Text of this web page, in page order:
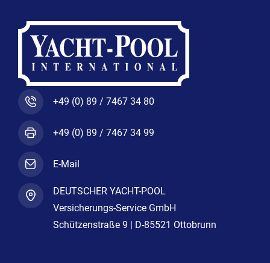
+49 (0) 89 / 7467 34 80
+49 (0) 89 / 7467 34 99
E-Mail
DEUTSCHER YACHT-POOL
Versicherungs-Service GmbH
Schützenstraße 9 | D-85521 Ottobrunn